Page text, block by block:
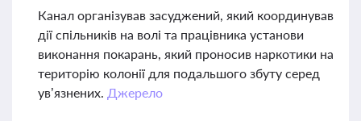
Канал організував засуджений, який координував
дії спільників на волі та працівника установи
виконання покарань, який проносив наркотики на
територію колонії для подальшого збуту серед
ув’язнених. Джерело